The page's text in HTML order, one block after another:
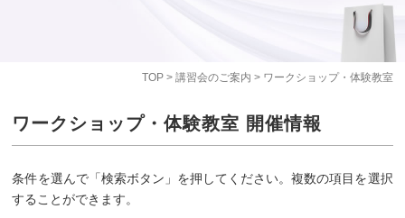
TOP> 講習会のご案内 > ワークショップ・体験教室
ワークショップ・体験教室 開催情報
条件を選んで「検索ボタン」を押してください。複数の項目を選択
することができます。